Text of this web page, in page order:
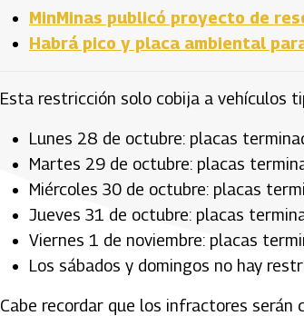
MinMinas publicó proyecto de
Habrá pico y placa ambiental
Esta restricción solo cobija a vehículos
Lunes 28 de octubre: placas
Martes 29 de octubre: placas
Miércoles 30 de octubre: placas
Jueves 31 de octubre: placas
Viernes 1 de noviembre: placas
Los sábados y domingos no hay
Cabe recordar que los infractores